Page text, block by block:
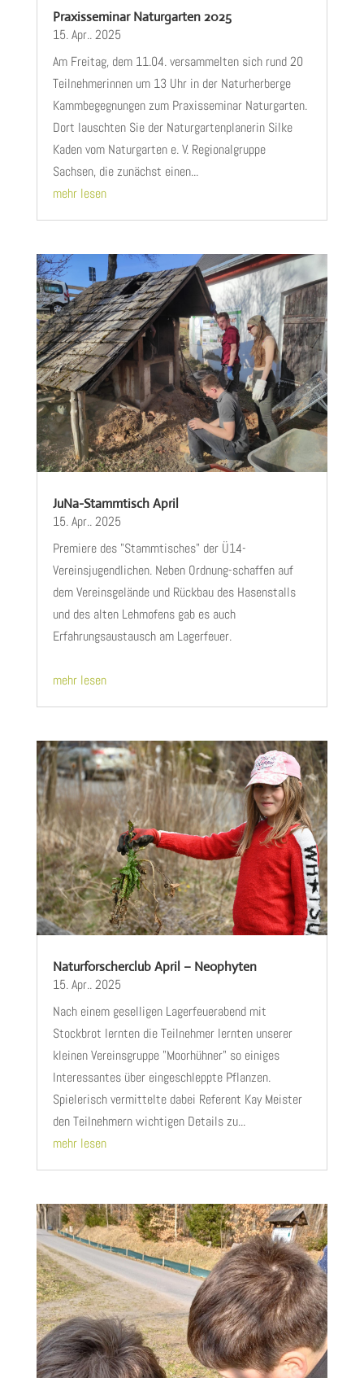
Praxisseminar Naturgarten 2025
15. Apr.. 2025
Am Freitag, dem 11.04. versammelten sich rund 20
Teilnehmerinnen um 13 Uhr in der Naturherberge
Kammbegegnungen zum Praxisseminar Naturgarten.
Dort lauschten Sie der Naturgartenplanerin Silke
Kaden vom Naturgarten e. V. Regionalgruppe
Sachsen, die zunächst einen...
mehr lesen
JuNa-Stammtisch April
15. Apr.. 2025
Premiere des "Stammtisches" der Ü14-
Vereinsjugendlichen. Neben Ordnung-schaffen auf
dem Vereinsgelände und Rückbau des Hasenstalls
und des alten Lehmofens gab es auch
Erfahrungsaustausch am Lagerfeuer.
mehr lesen
Naturforscherclub April – Neophyten
15. Apr.. 2025
Nach einem geselligen Lagerfeuerabend mit
Stockbrot lernten die Teilnehmer lernten unserer
kleinen Vereinsgruppe "Moorhühner" so einiges
Interessantes über eingeschleppte Pflanzen.
Spielerisch vermittelte dabei Referent Kay Meister
den Teilnehmern wichtigen Details zu...
mehr lesen